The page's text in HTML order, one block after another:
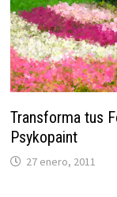
Transforma tus
Psykopaint
27 enero, 2011